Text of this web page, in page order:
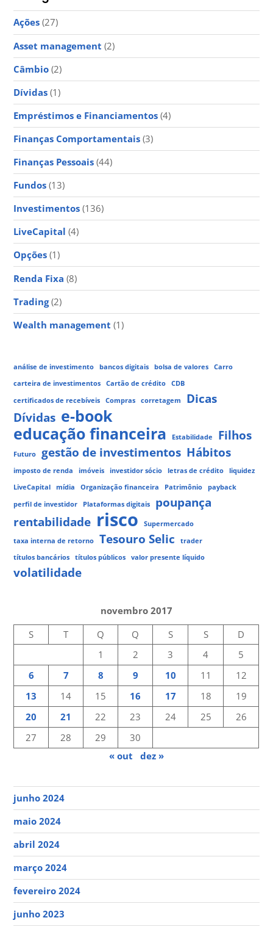
Ações (27)
Asset management (2)
Câmbio (2)
Dívidas (1)
Empréstimos e Financiamentos (4)
Finanças Comportamentais (3)
Finanças Pessoais (44)
Fundos (13)
Investimentos (136)
LiveCapital (4)
Opções (1)
Renda Fixa (8)
Trading(2)
Wealth management (1)
análise de investimento bancos digitais bolsa de valores
Carro
carteira de investimentos
Cartão de crédito
CDB
certificados de recebíveis
Compras corretagem
Dicas
Dívidas e-book
educação financeira
Estabilidade Filhos
Futuro gestão de investimentos Hábitos
imposto de renda imóveis investidor sócio letras de crédito
liquidez
LiveCapital
mídia Organização financeira Patrimônio
payback
perfil de investidor
Plataformas digitais
poupança
rentabilidade risco
Supermercado
taxa interna de retorno
Tesouro Selic
trader
títulos bancários
títulos públicos valor presente líquido
volatilidade
novembro 2017
S
T Q Q S S
D
1
2 3 4
5
6
7 8 9 10 11
12
13
14 15 16 17 18
19
20
21 22 23 24 25
26
27
28 29
30
« out
dez »
junho 2024
maio 2024
abril 2024
março 2024
fevereiro 2024
junho 2023